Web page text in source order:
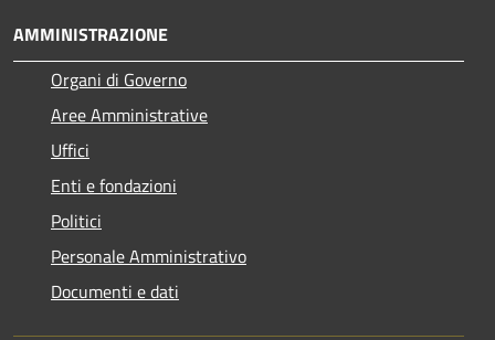
AMMINISTRAZIONE
Organi di Governo
Aree Amministrative
Uffici
Enti e fondazioni
Politici
Personale Amministrativo
Documenti e dati